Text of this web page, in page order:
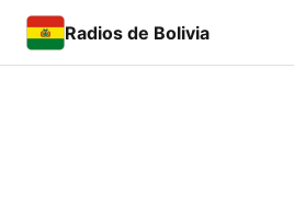
Radios de Bolivia